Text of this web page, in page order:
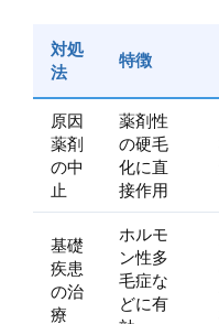
対処
法
特徴
原因
薬剤
の中
止
薬剤性
の硬毛
化に直
接作用
基礎
疾患
の治
療
ホルモ
ン性多
毛症な
どに有